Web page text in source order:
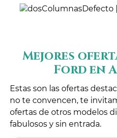
Mejores
Ford en
Estas son las ofertas
no te convencen, te
ofertas de otros modelos
fabulosos y sin entrada.